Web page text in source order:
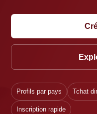
Profils par pays Tchat
Inscription rapide